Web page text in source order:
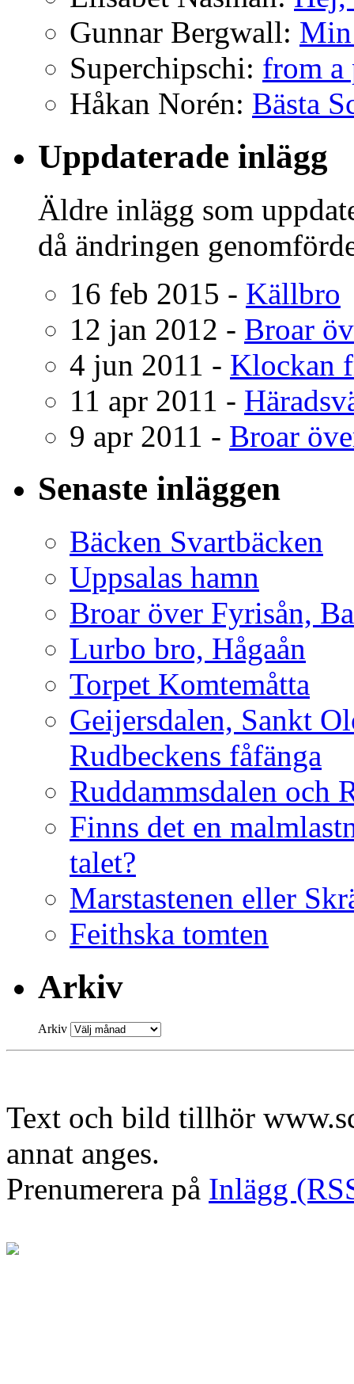
Gunnar Bergwall: Min
Superchipschi: from a
Håkan Norén: Bästa
Uppdaterade inlägg
Äldre inlägg som
då ändringen
16 feb 2015 - Källbro
12 jan 2012 - Broar
4 jun 2011 - Klockan
11 apr 2011 -
9 apr 2011 - Broar
Senaste inläggen
Bäcken Svartbäcken
Uppsalas hamn
Broar över Fyrisån,
Lurbo bro, Hågaån
Torpet Komtemåtta
Geijersdalen, Sankt
Rudbeckens fåfänga
Ruddammsdalen och
Finns det en
talet?
Marstastenen eller
Feithska tomten
Arkiv
Arkiv
Text och bild tillhör
annat anges.
Prenumerera på Inlägg